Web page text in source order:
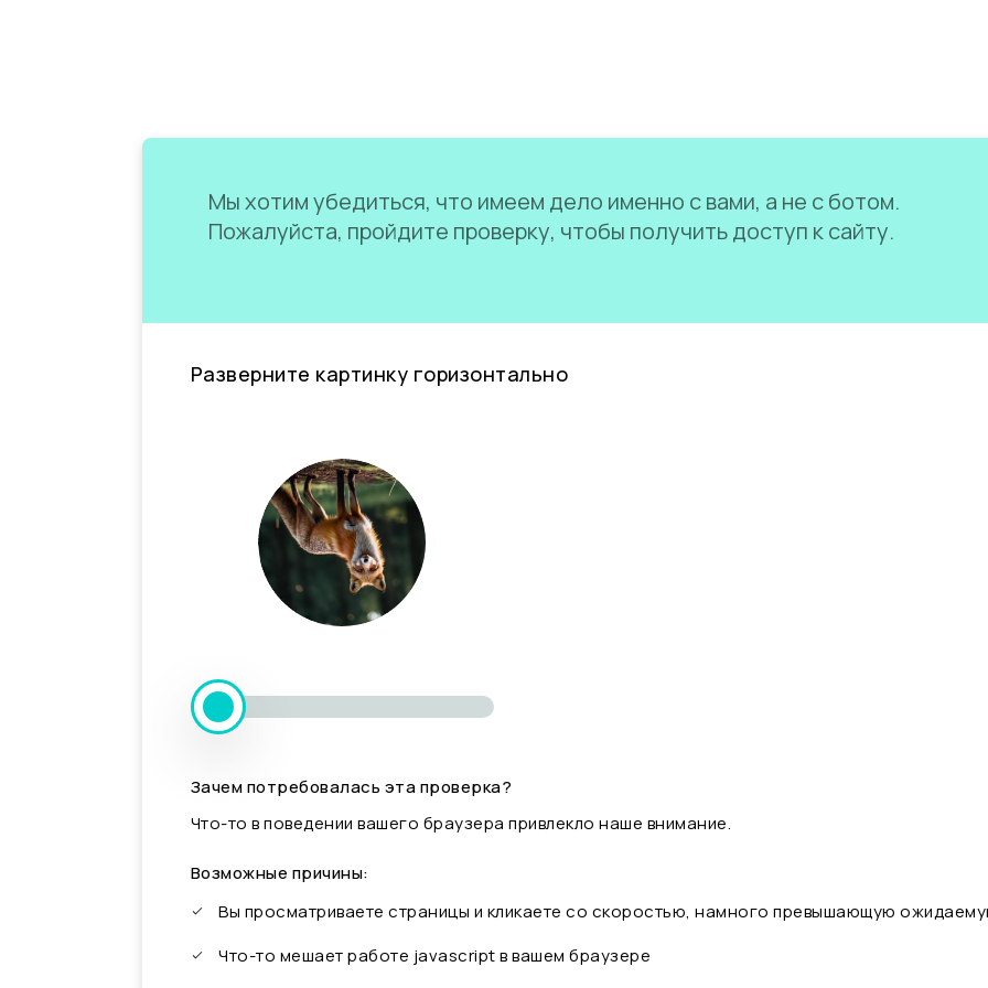
Мы хотим убедиться, что имеем дело именно с вами, а не с ботом.
Пожалуйста, пройдите проверку, чтобы получить доступ к сайту.
Разверните картинку горизонтально
Зачем потребовалась эта проверка?
Что-то в поведении вашего браузера привлекло наше внимание.
Возможные причины:
Вы просматриваете страницы и кликаете со скоростью, намного превышающую
Что-то мешает работе javascript в вашем браузере